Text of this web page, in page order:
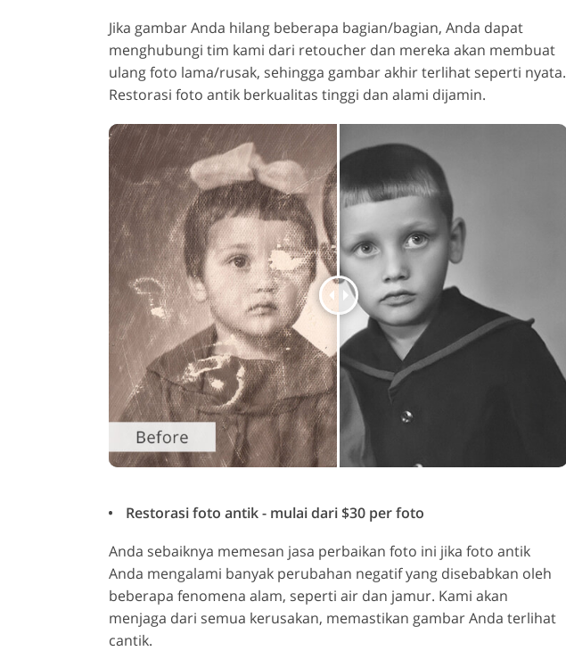
Jika gambar Anda hilang beberapa bagian/bagian, Anda dapat
menghubungi tim kami dari retoucher dan mereka akan membuat
ulang foto lama/rusak, sehingga gambar akhir terlihat seperti nyata.
Restorasi foto antik berkualitas tinggi dan alami dijamin.
Restorasi foto antik - mulai dari $30 per foto
Anda sebaiknya memesan jasa perbaikan foto ini jika foto antik
Anda mengalami banyak perubahan negatif yang disebabkan oleh
beberapa fenomena alam, seperti air dan jamur. Kami akan
menjaga dari semua kerusakan, memastikan gambar Anda terlihat
cantik.